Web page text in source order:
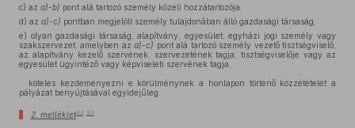
c) az a)-b) pont alá tartozó személy közeli hozzátartozója,
d) az a)-c) pontban megjelölt személy tulajdonában álló gazdasági társaság,
e) olyan gazdasági társaság, alapítvány, egyesület, egyházi jogi személy vagy
szakszervezet, amelyben aza)-c) pont alá tartozó személy vezető tisztségviselő,
az alapítvány kezelő szervének, szervezetének tagja, tisztségviselője vagy az
egyesület ügyintéző vagy képviseleti szervének tagja,
köteles kezdeményezni e körülménynek a honlapon történő közzétételét a
pályázat benyújtásával egyidejűleg.
2. melléklet32 33